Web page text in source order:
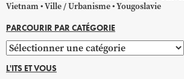
Vietnam Ville / Urbanisme Yougoslavie
PARCOURIR PAR CATÉGORIE
Parcourir
par
catégorie
L'ITS ET VOUS